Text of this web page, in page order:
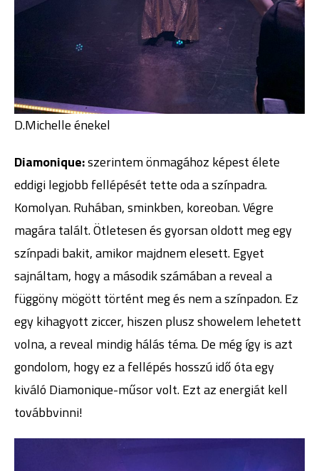
D.Michelle énekel
Diamonique:szerintem önmagához képest élete
eddigi legjobb fellépését tette oda a színpadra.
Komolyan. Ruhában, sminkben, koreoban. Végre
magára talált. Ötletesen és gyorsan oldott meg egy
színpadi bakit, amikor majdnem elesett. Egyet
sajnáltam, hogy a második számában a reveal a
függöny mögött történt meg és nem a színpadon. Ez
egy kihagyott ziccer, hiszen plusz showelem lehetett
volna, a reveal mindig hálás téma. De még így is azt
gondolom, hogy ez a fellépés hosszú idő óta egy
kiváló Diamonique-műsor volt. Ezt az energiát kell
továbbvinni!